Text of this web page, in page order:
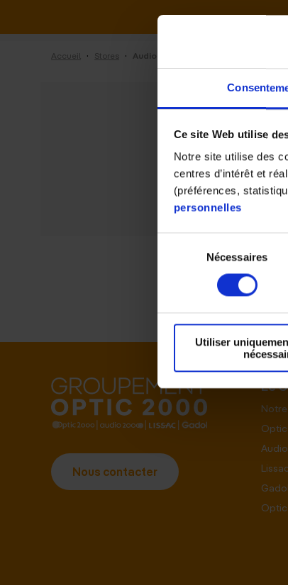
Ce site Web utilise
Notre site utilise des
centres d’intérêt et
(préférences,
personnelles
consentement
Nécessaires
Utiliser
Accueil · Stores · Audio 2000 de Nancy
Nous contacter
Le
Lissac